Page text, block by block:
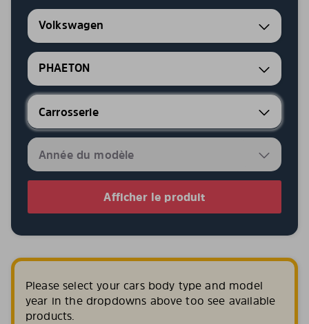
Volkswagen
PHAETON
Afficher le produit
Please select your cars body type and model
year in the dropdowns above too see available
products.